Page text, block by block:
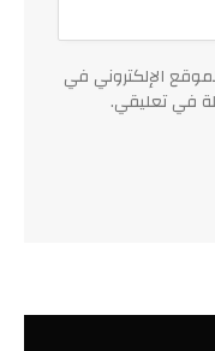
الإلكتروني في
في تعليقي.